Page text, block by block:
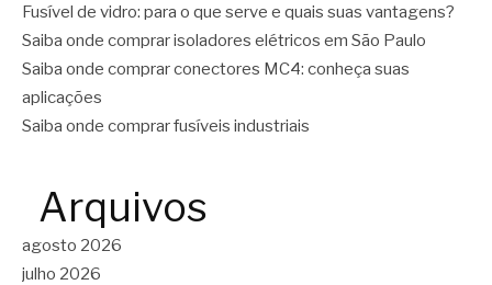
Fusível de vidro: para o que serve e quais suas vantagens?
Saiba onde comprar isoladores elétricos em São Paulo
Saiba onde comprar conectores MC4: conheça suas
aplicações
Saiba onde comprar fusíveis industriais
Arquivos
agosto 2026
julho 2026